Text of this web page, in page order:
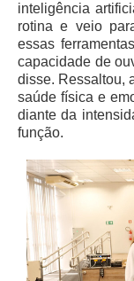
Comissão
Comitê
no Âmbito
Grupo
Comitê de
Comissão
Comissão
Automação
Governança
inteligência
rotina e veio
essas
capacidade de
disse. Ressaltou,
saúde física e
diante da
função.